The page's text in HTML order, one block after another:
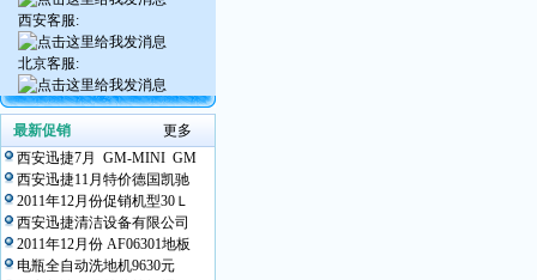
西安客服:
北京客服:
最新促销
更多
西安迅捷7月 GM-MINI GM
西安迅捷11月特价德国凯驰
2011年12月份促销机型30Ｌ
西安迅捷清洁设备有限公司
2011年12月份 AF06301地板
电瓶全自动洗地机9630元